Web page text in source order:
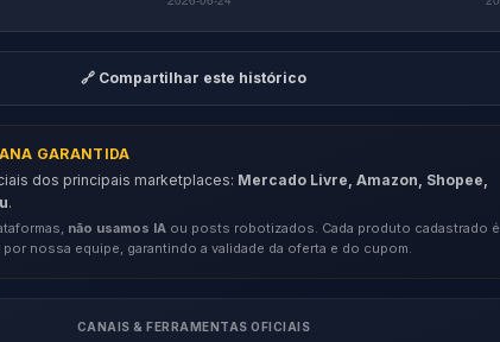
🔗 Compartilhar este histórico
GARANTIDA
dos principais marketplaces: Mercado Livre, Amazon, Shopee,
.
não usamos IA ou posts robotizados. Cada produto cadastrado é
por nossa equipe, garantindo a validade da oferta e do cupom.
CANAIS & FERRAMENTAS OFICIAIS